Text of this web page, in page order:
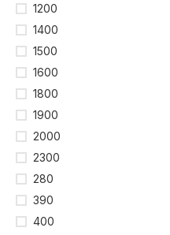
1200
1400
1500
1600
1800
1900
2000
2300
280
390
400